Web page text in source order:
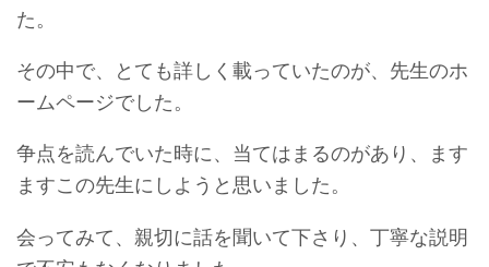
た。
その中で、とても詳しく載っていたのが、先生のホ
ームページでした。
争点を読んでいた時に、当てはまるのがあり、ます
ますこの先生にしようと思いました。
会ってみて、親切に話を聞いて下さり、丁寧な説明